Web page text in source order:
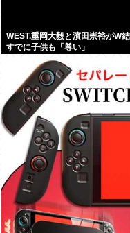
WEST.重岡大毅と濱田崇裕がW
すでに子供も「尊い」